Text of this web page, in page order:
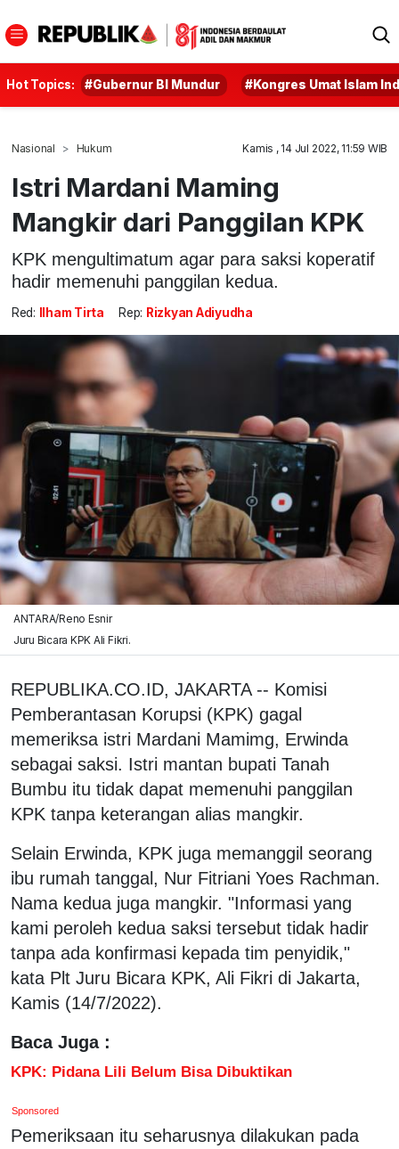
Hot Topics: #Gubernur BI Mundur #Kongres Umat Islam
Nasional Hukum Kamis , 14 Jul 2022, 11:59 WIB
Istri Mardani Maming
Mangkir dari Panggilan KPK
KPK mengultimatum agar para saksi koperatif
hadir memenuhi panggilan kedua.
Red: Ilham Tirta Rep: Rizkyan Adiyudha
ANTARA/Reno Esnir
Juru Bicara KPK Ali Fikri.
REPUBLIKA.CO.ID, JAKARTA -- Komisi
Pemberantasan Korupsi (KPK) gagal
memeriksa istri Mardani Mamimg, Erwinda
sebagai saksi. Istri mantan bupati Tanah
Bumbu itu tidak dapat memenuhi panggilan
KPK tanpa keterangan alias mangkir.
Selain Erwinda, KPK juga memanggil seorang
ibu rumah tanggal, Nur Fitriani Yoes Rachman.
Nama kedua juga mangkir. "Informasi yang
kami peroleh kedua saksi tersebut tidak hadir
tanpa ada konfirmasi kepada tim penyidik,"
kata Plt Juru Bicara KPK, Ali Fikri di Jakarta,
Kamis (14/7/2022).
Baca Juga :
KPK: Pidana Lili Belum Bisa Dibuktikan
Sponsored
Pemeriksaan itu seharusnya dilakukan pada